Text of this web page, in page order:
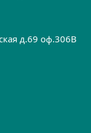
д.69 оф.306B